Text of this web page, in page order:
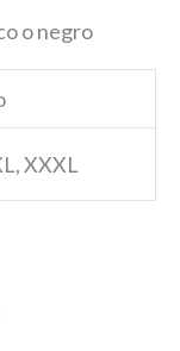
o negro
XXXL